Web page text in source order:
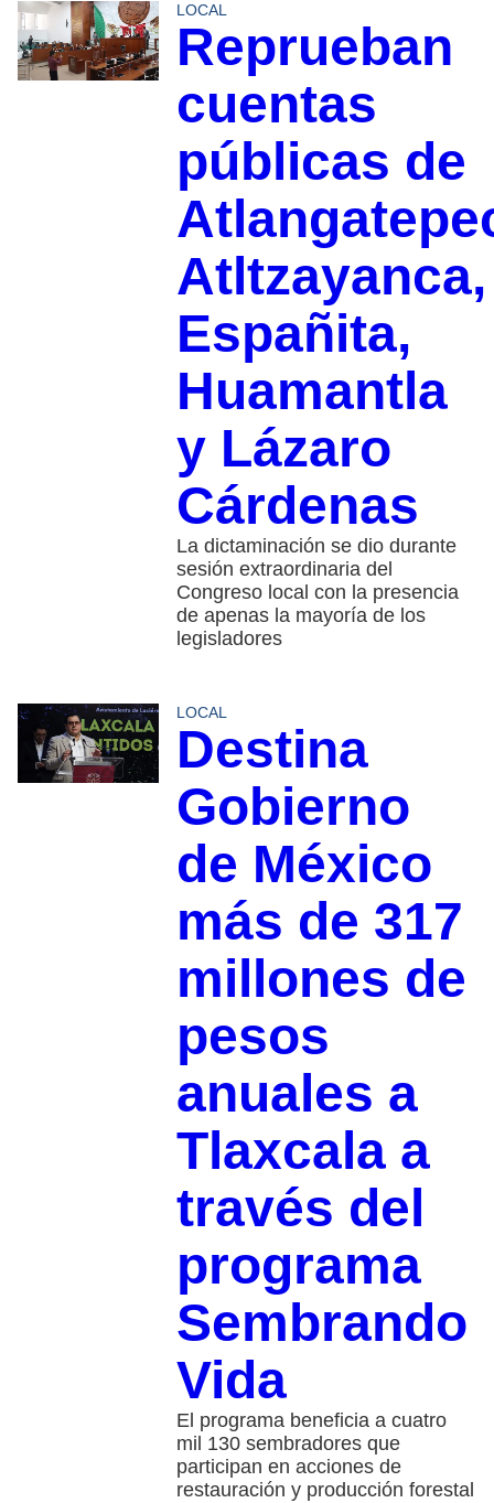
LOCAL
Reprueban
cuentas
públicas de
Atltzayanca,
Españita,
Huamantla
y Lázaro
Cárdenas
La dictaminación se dio durante
sesión extraordinaria del
Congreso local con la presencia
de apenas la mayoría de los
legisladores
LOCAL
Destina
Gobierno
de México
más de 317
millones de
pesos
anuales a
Tlaxcala a
través del
programa
Sembrando
Vida
El programa beneficia a cuatro
mil 130 sembradores que
participan en acciones de
restauración y producción forestal